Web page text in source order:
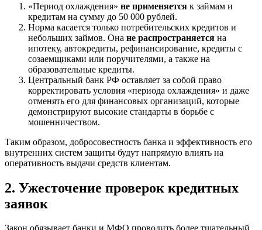
«Период охлаждения» не применяется к займам и
кредитам на сумму до 50 000 рублей.
Норма касается только потребительских кредитов и
небольших займов. Она не распространяется на
ипотеку, автокредиты, рефинансирование, кредиты с
созаемщиками или поручителями, а также на
образовательные кредиты.
Центральный банк РФ оставляет за собой право
корректировать условия «периода охлаждения» и даже
отменять его для финансовых организаций, которые
демонстрируют высокие стандарты в борьбе с
мошенничеством.
Таким образом, добросовестность банка и эффективность его
внутренних систем защиты будут напрямую влиять на
оперативность выдачи средств клиентам.
2. Ужесточение проверок кредитных
заявок